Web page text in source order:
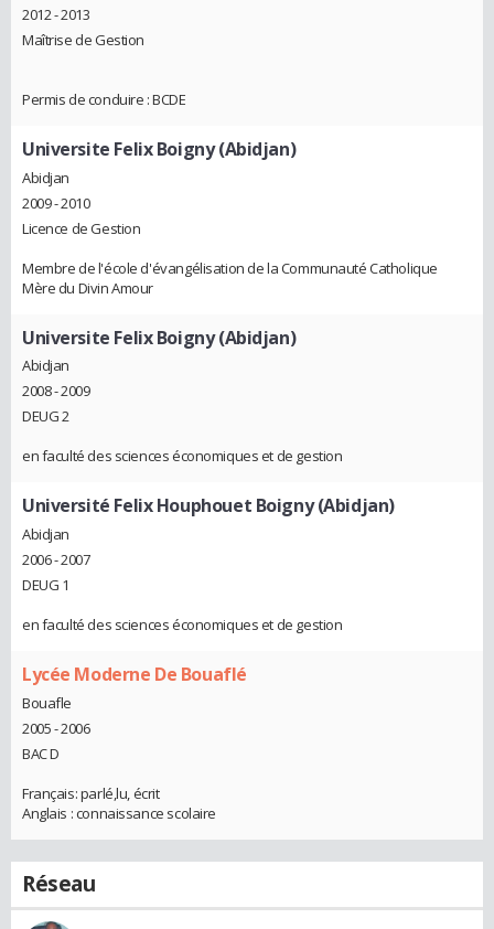
2012 - 2013
Maîtrise de Gestion
Permis de conduire : BCDE
Universite Felix Boigny (Abidjan)
Abidjan
2009 - 2010
Licence de Gestion
Membre de l'école d'évangélisation de la Communauté Catholique
Mère du Divin Amour
Universite Felix Boigny (Abidjan)
Abidjan
2008 - 2009
DEUG 2
en faculté des sciences économiques et de gestion
Université Felix Houphouet Boigny (Abidjan)
Abidjan
2006 - 2007
DEUG 1
en faculté des sciences économiques et de gestion
Lycée Moderne De Bouaflé
Bouafle
2005 - 2006
BAC D
Français: parlé,lu, écrit
Anglais : connaissance scolaire
Réseau